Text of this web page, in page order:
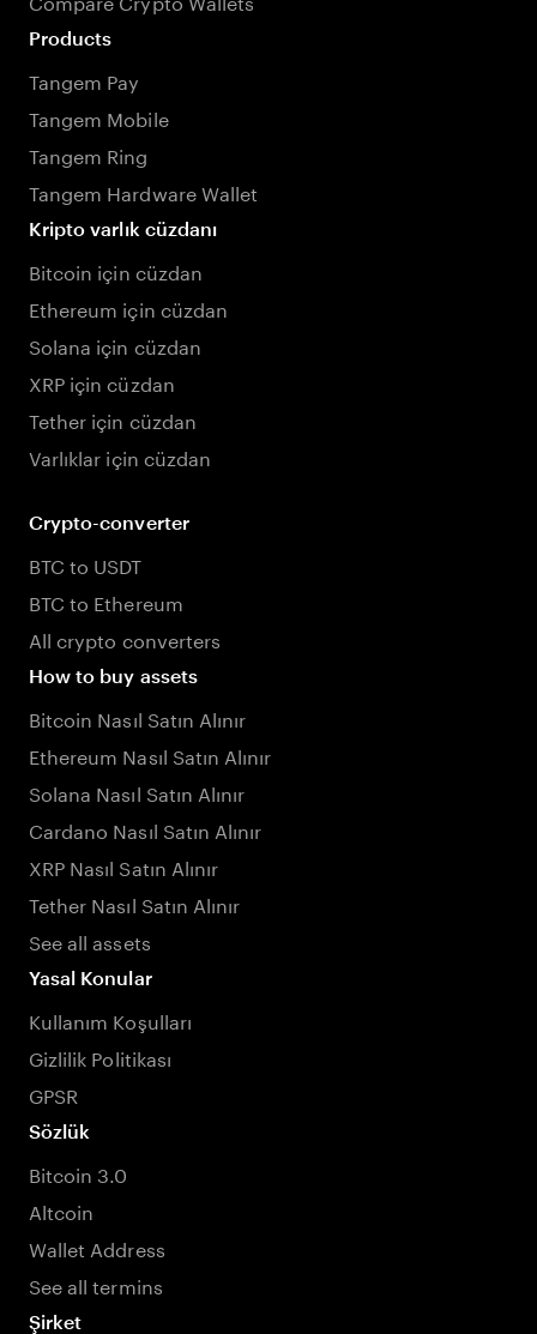
Products
Tangem Pay
Tangem Mobile
Tangem Ring
Tangem Hardware Wallet
Kripto varlık cüzdanı
Bitcoin için cüzdan
Ethereum için cüzdan
Solana için cüzdan
XRP için cüzdan
Tether için cüzdan
Varlıklar için cüzdan
Crypto-converter
BTC to USDT
BTC to Ethereum
All crypto converters
How to buy assets
Bitcoin Nasıl Satın Alınır
Ethereum Nasıl Satın Alınır
Solana Nasıl Satın Alınır
Cardano Nasıl Satın Alınır
XRP Nasıl Satın Alınır
Tether Nasıl Satın Alınır
See all assets
Yasal Konular
Kullanım Koşulları
Gizlilik Politikası
GPSR
Sözlük
Bitcoin 3.0
Altcoin
Wallet Address
See all termins
Şirket